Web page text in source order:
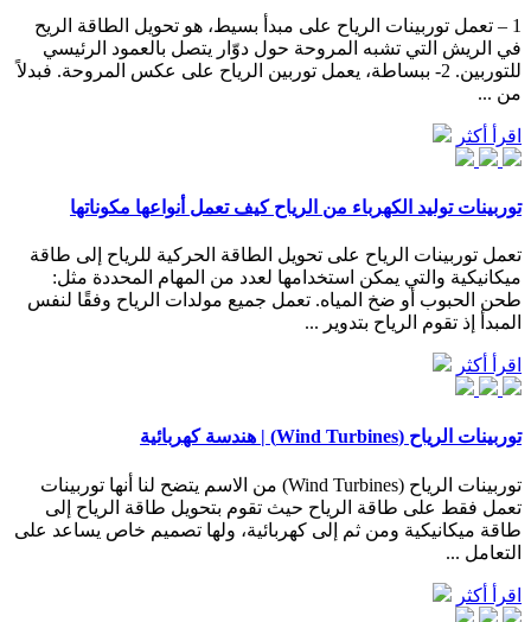
1 – تعمل توربينات الرياح على مبدأ بسيط، هو تحويل الطاقة الريح
في الريش التي تشبه المروحة حول دوّار يتصل بالعمود الرئيسي
للتوربين. 2- ببساطة، يعمل توربين الرياح على عكس المروحة. فبدلاً
من ...
اقرأ أكثر
توربينات توليد الكهرباء من الرياح كيف تعمل أنواعها مكوناتها
تعمل توربينات الرياح على تحويل الطاقة الحركية للرياح إلى طاقة
ميكانيكية والتي يمكن استخدامها لعدد من المهام المحددة مثل:
طحن الحبوب أو ضخ المياه. تعمل جميع مولدات الرياح وفقًا لنفس
المبدأ إذ تقوم الرياح بتدوير ...
اقرأ أكثر
توربينات الرياح (Wind Turbines) | هندسة كهربائية
توربينات الرياح (Wind Turbines) من الاسم يتضح لنا أنها توربينات
تعمل فقط على طاقة الرياح حيث تقوم بتحويل طاقة الرياح إلى
طاقة ميكانيكية ومن ثم إلى كهربائية، ولها تصميم خاص يساعد على
التعامل ...
اقرأ أكثر